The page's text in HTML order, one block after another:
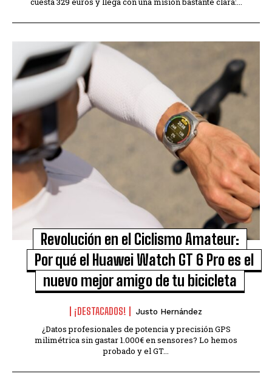
Revolución en el Ciclismo Amateur:
Por qué el Huawei Watch GT 6 Pro es el
nuevo mejor amigo de tu bicicleta
¡DESTACADOS! Justo Hernández
¿Datos profesionales de potencia y precisión GPS
milimétrica sin gastar 1.000€ en sensores? Lo hemos
probado y el GT...